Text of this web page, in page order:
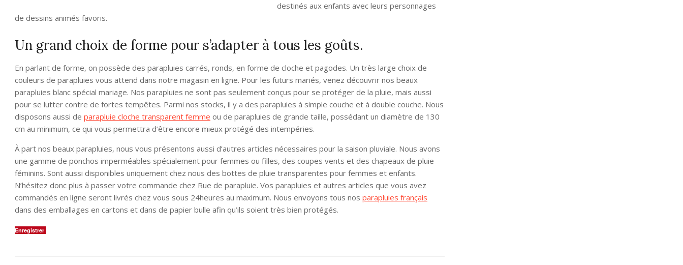
destinés aux enfants avec leurs personnages
de dessins animés favoris.
Un grand choix de forme pour s’adapter à tous les goûts.
En parlant de forme, on possède des parapluies carrés, ronds, en forme de cloche et pagodes. Un très large choix de
couleurs de parapluies vous attend dans notre magasin en ligne. Pour les futurs mariés, venez découvrir nos beaux
parapluies blanc spécial mariage. Nos parapluies ne sont pas seulement conçus pour se protéger de la pluie, mais aussi
pour se lutter contre de fortes tempêtes. Parmi nos stocks, il y a des parapluies à simple couche et à double couche. Nous
disposons aussi de parapluie cloche transparent femme ou de parapluies de grande taille, possédant un diamètre de 130
cm au minimum, ce qui vous permettra d’être encore mieux protégé des intempéries.
À part nos beaux parapluies, nous vous présentons aussi d’autres articles nécessaires pour la saison pluviale. Nous avons
une gamme de ponchos imperméables spécialement pour femmes ou filles, des coupes vents et des chapeaux de pluie
féminins. Sont aussi disponibles uniquement chez nous des bottes de pluie transparentes pour femmes et enfants.
N’hésitez donc plus à passer votre commande chez Rue de parapluie. Vos parapluies et autres articles que vous avez
commandés en ligne seront livrés chez vous sous 24heures au maximum. Nous envoyons tous nos parapluies français
dans des emballages en cartons et dans de papier bulle afin qu’ils soient très bien protégés.
Enregistrer